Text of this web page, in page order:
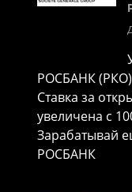
РОСБАНК (РКО)
Ставка за
увеличена с
Зарабатывай
РОСБАНК